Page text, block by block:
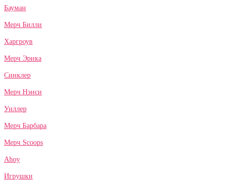
Бауман
Мерч Билли
Харгроув
Мерч Эрика
Синклер
Мерч Нэнси
Уиллер
Мерч Барбара
Мерч Scoops
Ahoy
Игрушки